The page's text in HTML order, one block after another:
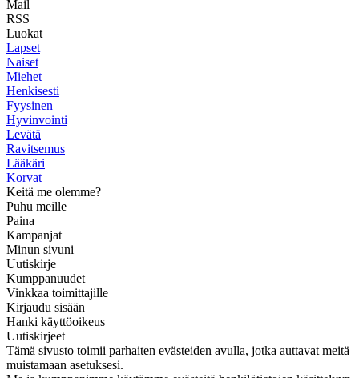
Mail
RSS
Luokat
Lapset
Naiset
Miehet
Henkisesti
Fyysinen
Hyvinvointi
Levätä
Ravitsemus
Lääkäri
Korvat
Keitä me olemme?
Puhu meille
Paina
Kampanjat
Minun sivuni
Uutiskirje
Kumppanuudet
Vinkkaa toimittajille
Kirjaudu sisään
Hanki käyttöoikeus
Uutiskirjeet
Tämä sivusto toimii parhaiten evästeiden avulla, jotka auttavat meitä
muistamaan asetuksesi.